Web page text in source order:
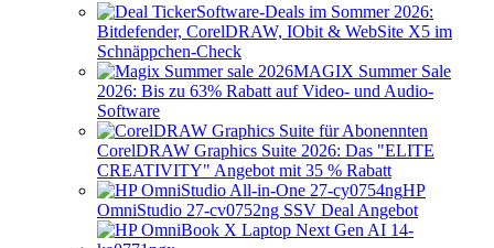
Software-Deals im Sommer 2026:
Bitdefender, CorelDRAW, IObit & WebSite X5 im
Schnäppchen-Check
MAGIX Summer Sale
2026: Bis zu 63% Rabatt auf Video- und Audio-
Software
CorelDRAW Graphics Suite 2026: Das "ELITE
CREATIVITY" Angebot mit 35 % Rabatt
HP
OmniStudio 27-cv0752ng SSV Deal Angebot